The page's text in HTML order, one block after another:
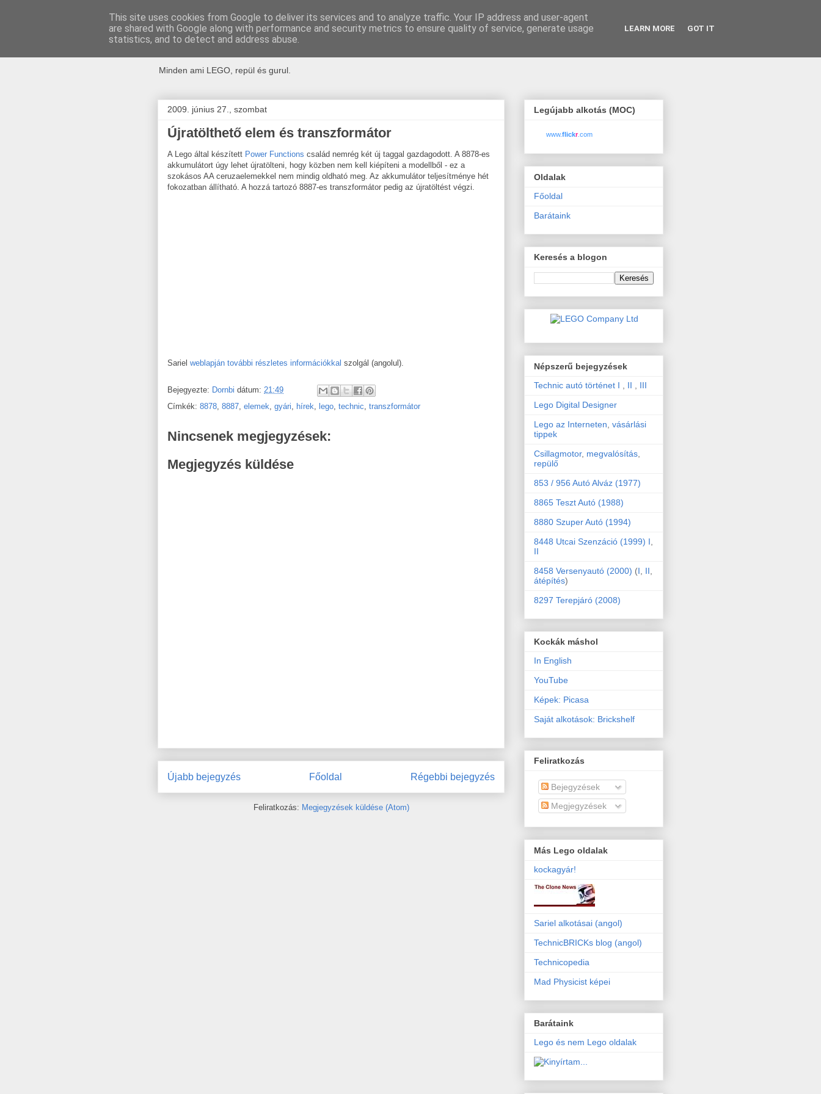
kockak.hu
Minden ami LEGO, repül és gurul.
2009. június 27., szombat
Újratölthető elem és transzformátor
A Lego által készített Power Functions család nemrég két új taggal gazdagodott. A 8878-es
akkumulátort úgy lehet újratölteni, hogy közben nem kell kiépíteni a modellből - ez a
szokásos AA ceruzaelemekkel nem mindig oldható meg. Az akkumulátor teljesítménye hét
fokozatban állítható. A hozzá tartozó 8887-es transzformátor pedig az újratöltést végzi.
Sariel weblapján további részletes információkkal szolgál (angolul).
Bejegyezte: Dornbi dátum: 21:49
Címkék: 8878, 8887, elemek, gyári, hírek, lego, technic, transzformátor
Nincsenek megjegyzések:
Megjegyzés küldése
Újabb bejegyzés Régebbi bejegyzés
Főoldal
Feliratkozás: Megjegyzések küldése (Atom)
Legújabb alkotás (MOC)
www.flickr.com
Oldalak
Főoldal
Barátaink
Keresés a blogon
Népszerű bejegyzések
Technic autó történet I
II
III
Lego Digital Designer
Lego az Interneten vásárlási
tippek
Csillagmotor, megvalósítás
repülő
853 / 956 Autó Alváz (1977)
8865 Teszt Autó (1988)
8880 Szuper Autó (1994)
8448 Utcai Szenzáció (1999) I
II
8458 Versenyautó (2000) (I II
átépítés)
8297 Terepjáró (2008)
Kockák máshol
In English
YouTube
Képek: Picasa
Saját alkotások: Brickshelf
Feliratkozás
Bejegyzések
Megjegyzések
Más Lego oldalak
kockagyár!
Sariel alkotásai (angol)
TechnicBRICKs blog (angol)
Technicopedia
Mad Physicist képei
Barátaink
Lego és nem Lego oldalak
This site uses cookies from Google to deliver its services and to analyze traffic. Your IP address and user-agent
are shared with Google along with performance and security metrics to ensure quality of service, generate usage
statistics, and to detect and address abuse.
LEARN MORE GOT IT